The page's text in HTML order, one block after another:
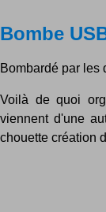
Bombe
Bombardé par les
Voilà de quoi
viennent d'une
chouette création